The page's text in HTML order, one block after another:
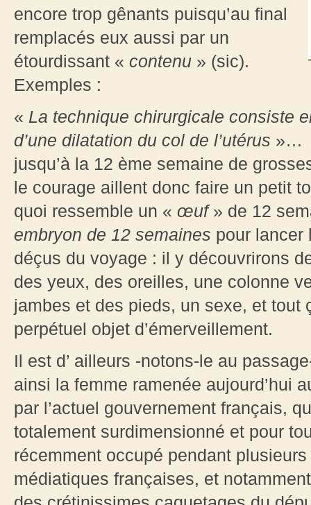
encore trop gênants puisqu’au final
remplacés eux aussi par un
étourdissant « contenu » (sic).
Exemples :
« La technique chirurgicale consiste
d’une dilatation du col de l’utérus »…
jusqu’à la 12 ème semaine de
le courage aillent donc faire un petit
quoi ressemble un « œuf » de 12
embryon de 12 semaines pour lancer
déçus du voyage : il y découvrirons
des yeux, des oreilles, une colonne
jambes et des pieds, un sexe, et tout
perpétuel objet d’émerveillement.
Il est d’ ailleurs -notons-le au
ainsi la femme ramenée aujourd’hui
par l’actuel gouvernement français,
totalement surdimensionné et pour
récemment occupé pendant
médiatiques françaises, et